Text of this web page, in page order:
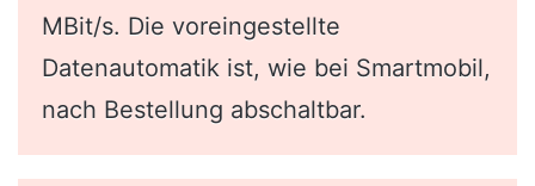
MBit/s. Die voreingestellte
Datenautomatik ist, wie bei Smartmobil,
nach Bestellung abschaltbar.